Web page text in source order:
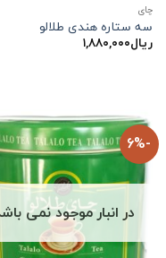
چاي
سه ستاره هندی طلالو
ریال۱,۸۸۰,۰۰۰
-6%
در انبار موجود نمی